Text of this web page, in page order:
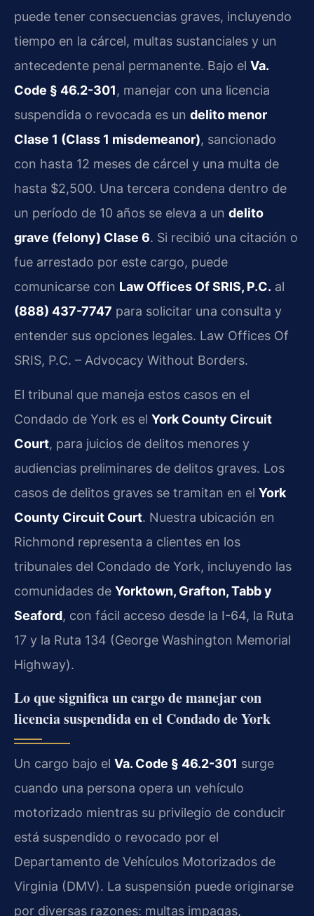
puede tener consecuencias graves, incluyendo
tiempo en la cárcel, multas sustanciales y un
antecedente penal permanente. Bajo el Va.
Code § 46.2-301, manejar con una licencia
suspendida o revocada es un delito menor
Clase 1 (Class 1 misdemeanor), sancionado
con hasta 12 meses de cárcel y una multa de
hasta $2,500. Una tercera condena dentro de
un período de 10 años se eleva a un delito
grave (felony) Clase 6. Si recibió una citación o
fue arrestado por este cargo, puede
comunicarse con Law Offices Of SRIS, P.C. al
(888) 437-7747 para solicitar una consulta y
entender sus opciones legales. Law Offices Of
SRIS, P.C. – Advocacy Without Borders.
El tribunal que maneja estos casos en el
Condado de York es el York County Circuit
Court, para juicios de delitos menores y
audiencias preliminares de delitos graves. Los
casos de delitos graves se tramitan en el York
County Circuit Court. Nuestra ubicación en
Richmond representa a clientes en los
tribunales del Condado de York, incluyendo las
comunidades de Yorktown, Grafton, Tabb y
Seaford, con fácil acceso desde la I-64, la Ruta
17 y la Ruta 134 (George Washington Memorial
Highway).
Lo que significa un cargo de manejar con
licencia suspendida en el Condado de York
Un cargo bajo el Va. Code § 46.2-301 surge
cuando una persona opera un vehículo
motorizado mientras su privilegio de conducir
está suspendido o revocado por el
Departamento de Vehículos Motorizados de
Virginia (DMV). La suspensión puede originarse
por diversas razones: multas impagas,